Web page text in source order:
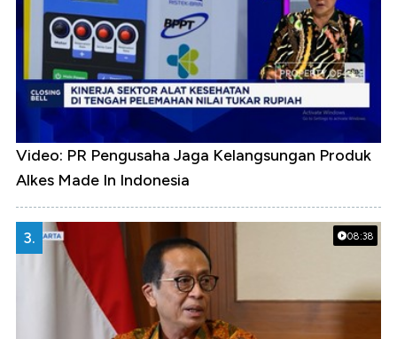
Video: PR Pengusaha Jaga Kelangsungan Produk
Alkes Made In Indonesia
08:38
3.